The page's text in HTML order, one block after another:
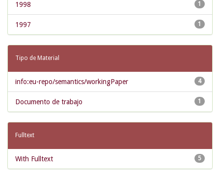
1
1998
1
1997
Tipo de Material
4
info:eu-repo/semantics/workingPaper
1
Documento de trabajo
Fulltext
5
With Fulltext